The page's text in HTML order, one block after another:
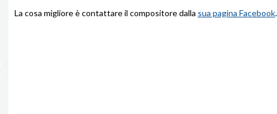
La cosa migliore è contattare il compositore dalla sua pagina Facebook.